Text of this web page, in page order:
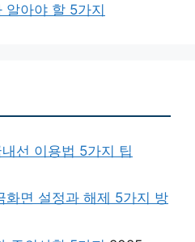
알아야 할 5가지
선 이용법 5가지 팁
화면 설정과 해제 5가지 방